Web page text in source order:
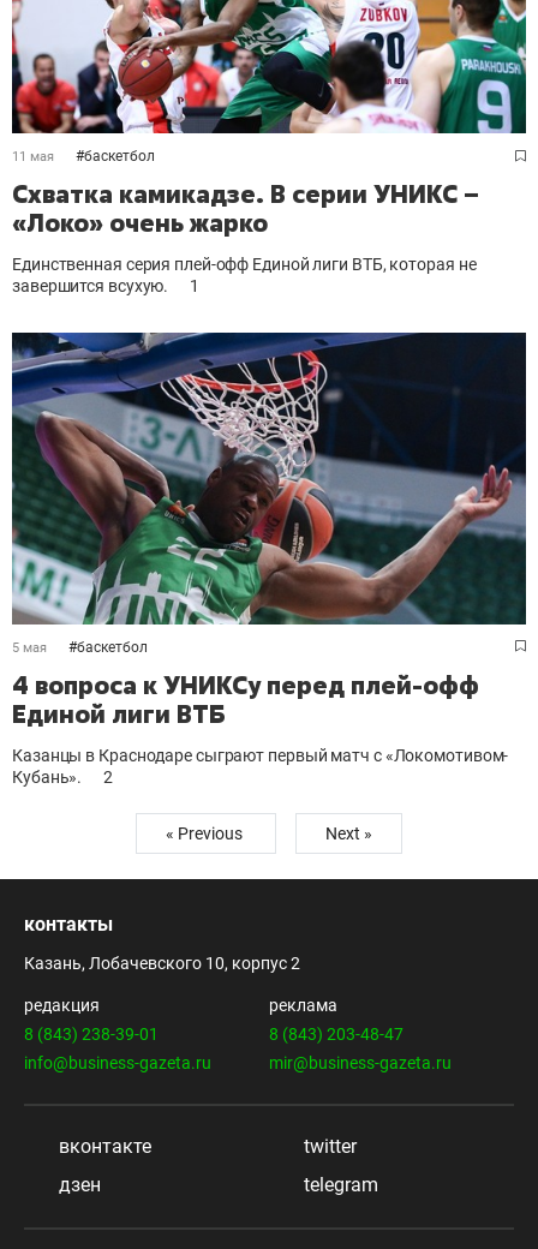
11 мая #баскетбол
Схватка камикадзе. В серии УНИКС –
«Локо» очень жарко
Единственная серия плей-офф Единой лиги ВТБ, которая не
завершится всухую.
1
5 мая #баскетбол
4 вопроса к УНИКСу перед плей-офф
Единой лиги ВТБ
Казанцы в Краснодаре сыграют первый матч с «Локомотивом-
Кубань».
2
« Previous Next »
контакты
Казань, Лобачевского 10, корпус 2
редакция
8 (843) 238-39-01
info@business-gazeta.ru
реклама
8 (843) 203-48-47
mir@business-gazeta.ru
вконтакте
twitter
дзен
telegram